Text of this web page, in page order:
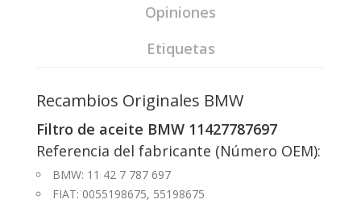
Opiniones
Etiquetas
Recambios Originales BMW
Filtro de aceite BMW 11427787697
Referencia del fabricante (Número OEM):
BMW: 11 42 7 787 697
FIAT: 0055198675, 55198675